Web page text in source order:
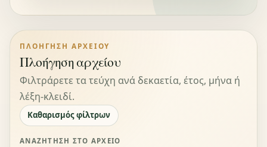
ΠΛΟΉΓΗΣΗ ΑΡΧΕΊΟΥ
Πλοήγηση αρχείου
Φιλτράρετε τα τεύχη ανά δεκαετία, έτος, μήνα ή
λέξη-κλειδί.
Καθαρισμός φίλτρων
ΑΝΑΖΉΤΗΣΗ ΣΤΟ ΑΡΧΕΊΟ